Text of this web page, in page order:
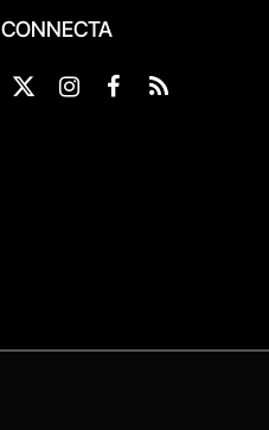
CONNECTA
X
Instagram
Facebook
RSS